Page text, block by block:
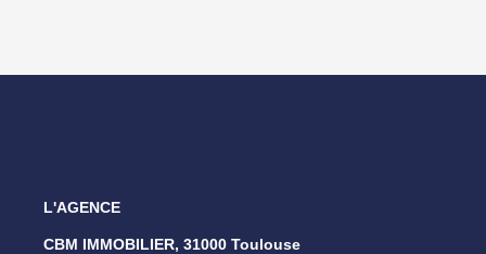
L'AGENCE
CBM IMMOBILIER, 31000 Toulouse